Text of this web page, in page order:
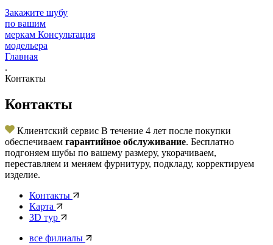
Закажите шубу
по вашим
меркам Консультация
модельера
Главная
.
Контакты
Контакты
Клиентский сервис В течение 4 лет после покупки
обеспечиваем гарантийное обслуживание. Бесплатно
подгоняем шубы по вашему размеру, укорачиваем,
переставляем и меняем фурнитуру, подкладу, корректируем
изделие.
Контакты
Карта
3D тур
все филиалы